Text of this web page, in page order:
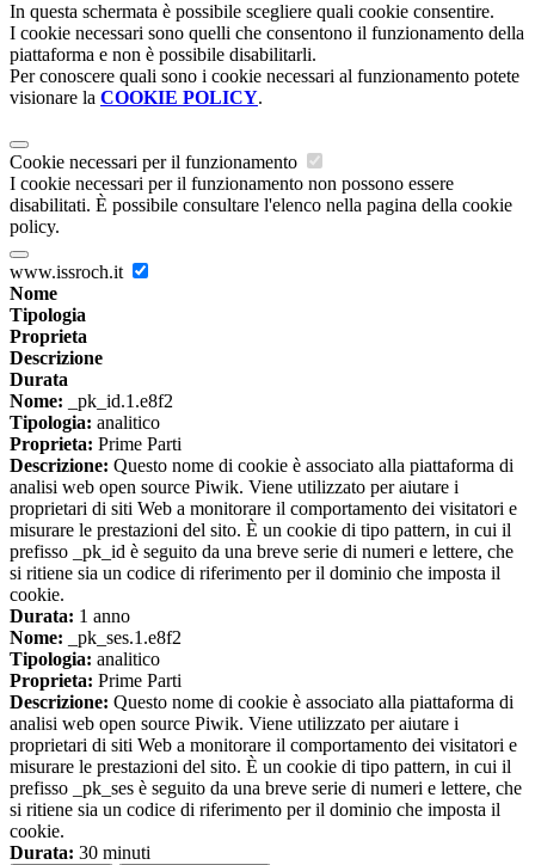
In questa schermata è possibile scegliere quali cookie consentire.
I cookie necessari sono quelli che consentono il funzionamento della
piattaforma e non è possibile disabilitarli.
Per conoscere quali sono i cookie necessari al funzionamento potete
visionare la COOKIE POLICY.
Cookie necessari per il funzionamento
I cookie necessari per il funzionamento non possono essere
disabilitati. È possibile consultare l'elenco nella pagina della cookie
policy.
www.issroch.it
Nome
Tipologia
Proprieta
Descrizione
Durata
Nome: _pk_id.1.e8f2
Tipologia: analitico
Proprieta: Prime Parti
Descrizione: Questo nome di cookie è associato alla piattaforma di
analisi web open source Piwik. Viene utilizzato per aiutare i
proprietari di siti Web a monitorare il comportamento dei visitatori e
misurare le prestazioni del sito. È un cookie di tipo pattern, in cui il
prefisso _pk_id è seguito da una breve serie di numeri e lettere, che
si ritiene sia un codice di riferimento per il dominio che imposta il
cookie.
Durata: 1 anno
Nome: _pk_ses.1.e8f2
Tipologia: analitico
Proprieta: Prime Parti
Descrizione: Questo nome di cookie è associato alla piattaforma di
analisi web open source Piwik. Viene utilizzato per aiutare i
proprietari di siti Web a monitorare il comportamento dei visitatori e
misurare le prestazioni del sito. È un cookie di tipo pattern, in cui il
prefisso _pk_ses è seguito da una breve serie di numeri e lettere, che
si ritiene sia un codice di riferimento per il dominio che imposta il
cookie.
Durata: 30 minuti